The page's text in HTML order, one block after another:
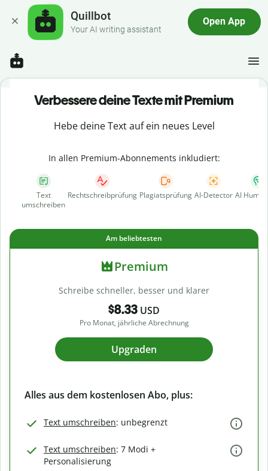
Quillbot
Your AI writing assistant
Open App
Verbessere deine Texte mit Premium
Hebe deine Text auf ein neues Level
In allen Premium-Abonnements inkludiert:
Text
umschreiben
Rechtschreibprüfung Plagiatsprüfung AI-Detector AI
Am beliebtesten
Premium
Schreibe schneller, besser und klarer
$8.33 USD
Pro Monat, jährliche Abrechnung
Upgraden
Alles aus dem kostenlosen Abo, plus:
Text umschreiben: unbegrenzt
Text umschreiben: 7 Modi +
Personalisierung